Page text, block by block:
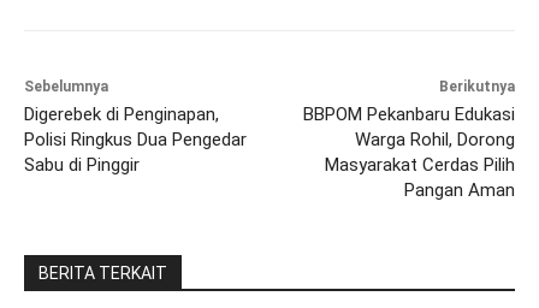
Sebelumnya
Digerebek di Penginapan,
Polisi Ringkus Dua Pengedar
Sabu di Pinggir
Berikutnya
BBPOM Pekanbaru Edukasi
Warga Rohil, Dorong
Masyarakat Cerdas Pilih
Pangan Aman
BERITA TERKAIT